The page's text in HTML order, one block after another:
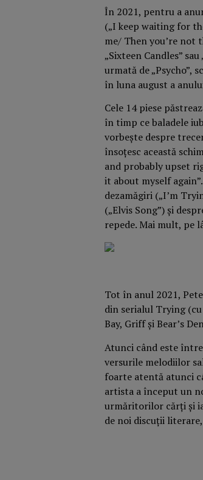
În 2021, pentru a
(„I keep waiting for
me/ Then you’re not
„Sixteen Candles”
urmată de „Psycho”,
în luna august a
Cele 14 piese
în timp ce baladele
vorbește despre
însoțesc această
and probably upset
it about myself
dezamăgiri („I’m
(„Elvis Song”) și
repede. Mai mult, pe
Tot în anul 2021,
din serialul Trying
Bay, Griff și Bear’s
Atunci când este
versurile melodiilor
foarte atentă atunci
artista a început un
urmăritorilor cărți și
de noi discuții